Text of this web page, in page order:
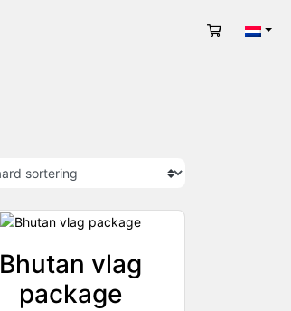
Bhutan vlag
package